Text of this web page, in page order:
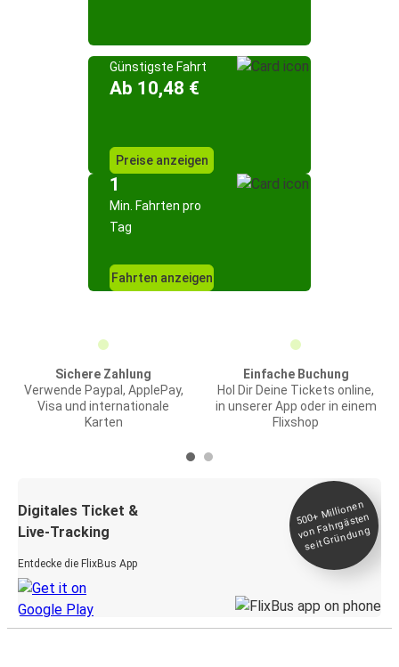
Günstigste Fahrt
Ab 10,48 €
Preise anzeigen
1
Min. Fahrten pro
Tag
Fahrten anzeigen
Sichere Zahlung
Verwende Paypal, ApplePay,
Visa und internationale
Karten
Einfache Buchung
Hol Dir Deine Tickets online,
in unserer App oder in einem
Flixshop
Digitales Ticket &
Live-Tracking
Entdecke die FlixBus App
500+
Millionen
von Fahrgästen
seit
Gründung